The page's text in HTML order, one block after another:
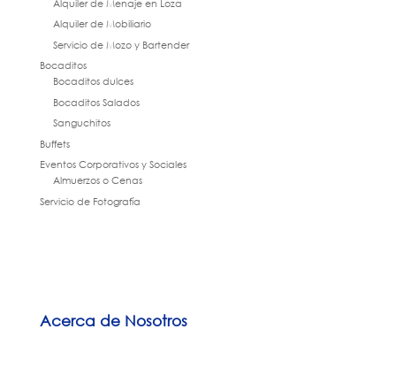
Alquiler de Menaje en Loza
Alquiler de Mobiliario
Servicio de Mozo y Bartender
Bocaditos
Bocaditos dulces
Bocaditos Salados
Sanguchitos
Buffets
Eventos Corporativos y Sociales
Almuerzos o Cenas
Servicio de Fotografía
Acerca de Nosotros